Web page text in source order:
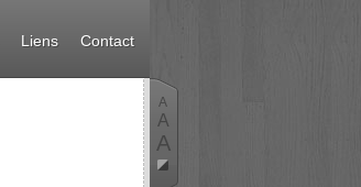
Liens Contact
A
A
A